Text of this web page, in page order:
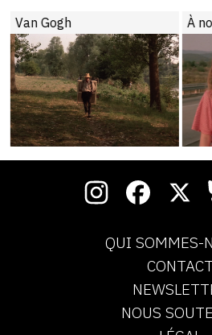
Van Gogh À
QUI SOMMES-
CONTACT
NOUS